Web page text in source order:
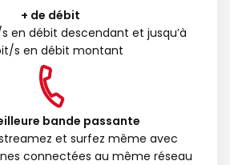
+ de débit
en débit descendant et jusqu’à
s en débit montant
bande passante
et surfez même avec
connectées au même réseau